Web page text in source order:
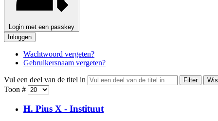
Login met een passkey
Inloggen
Wachtwoord vergeten?
Gebruikersnaam vergeten?
Vul een deel van de titel in Filter
Toon #
H. Pius X - Instituut